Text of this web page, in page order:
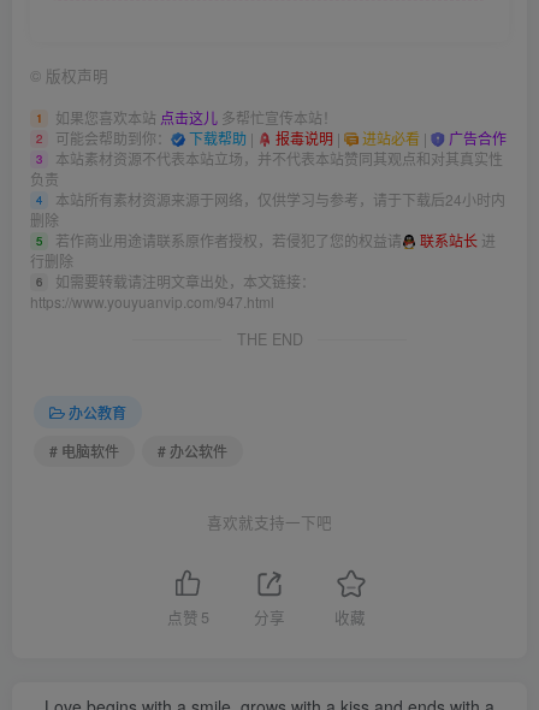
© 版权声明
1 如果您喜欢本站 点击这儿 多帮忙宣传本站！
2 可能会帮助到你： 下载帮助 | 报毒说明 | 进站必看 | 广告合作
3
本站素材资源不代表本站立场，并不代表本站赞同其观点和对其真实性
负责
4
本站所有素材资源来源于网络，仅供学习与参考，请于下载后24小时内
删除
5 若作商业用途请联系原作者授权，若侵犯了您的权益请 联系站长 进
行删除
6
如需要转载请注明文章出处，本文链接：
https://www.youyuanvip.com/947.html
THE END
办公教育
# 电脑软件
# 办公软件
喜欢就支持一下吧
点赞 5 分享 收藏